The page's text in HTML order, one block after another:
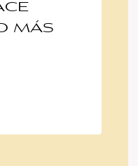
más